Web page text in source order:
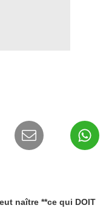
naître **ce qui DOIT